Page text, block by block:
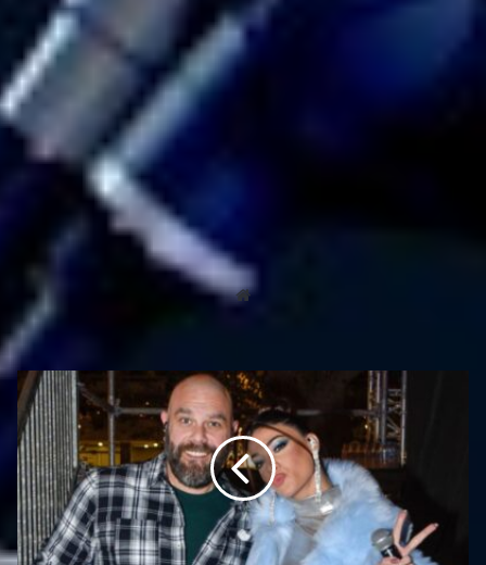
Τελευταία Νέα
admin
Website